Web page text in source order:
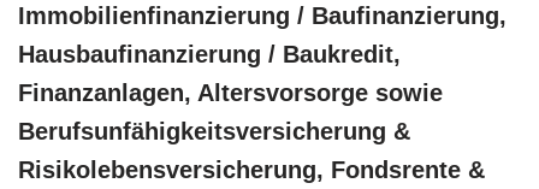
Immobilienfinanzierung / Baufinanzierung,
Hausbaufinanzierung / Baukredit,
Finanzanlagen, Altersvorsorge sowie
Berufsunfähigkeitsversicherung &
Risikolebensversicherung, Fondsrente &